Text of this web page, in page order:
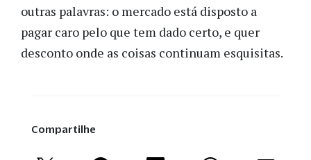
outras palavras: o mercado está disposto a
pagar caro pelo que tem dado certo, e quer
desconto onde as coisas continuam esquisitas.
Compartilhe